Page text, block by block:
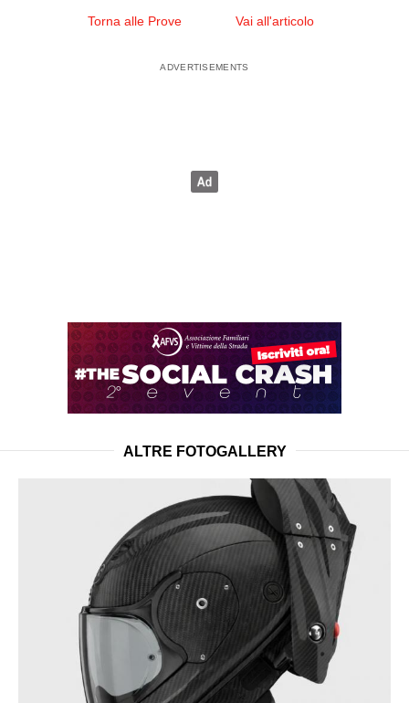
Torna alle Prove Vai all'articolo
ALTRE FOTOGALLERY